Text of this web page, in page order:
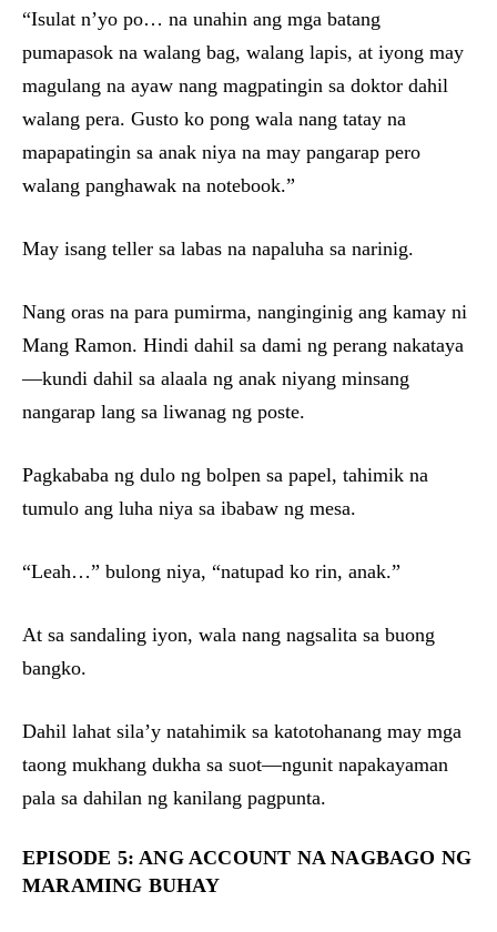
“Isulat n’yo po… na unahin ang mga batang
pumapasok na walang bag, walang lapis, at iyong may
magulang na ayaw nang magpatingin sa doktor dahil
walang pera. Gusto ko pong wala nang tatay na
mapapatingin sa anak niya na may pangarap pero
walang panghawak na notebook.”
May isang teller sa labas na napaluha sa narinig.
Nang oras na para pumirma, nanginginig ang kamay ni
Mang Ramon. Hindi dahil sa dami ng perang nakataya
—kundi dahil sa alaala ng anak niyang minsang
nangarap lang sa liwanag ng poste.
Pagkababa ng dulo ng bolpen sa papel, tahimik na
tumulo ang luha niya sa ibabaw ng mesa.
“Leah…” bulong niya, “natupad ko rin, anak.”
At sa sandaling iyon, wala nang nagsalita sa buong
bangko.
Dahil lahat sila’y natahimik sa katotohanang may mga
taong mukhang dukha sa suot—ngunit napakayaman
pala sa dahilan ng kanilang pagpunta.
EPISODE 5: ANG ACCOUNT NA NAGBAGO NG
MARAMING BUHAY